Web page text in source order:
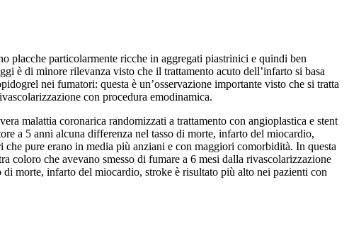
placche particolarmente ricche in aggregati piastrinici e quindi ben
è di minore rilevanza visto che il trattamento acuto dell’infarto si basa
nei fumatori: questa è un’osservazione importante visto che si tratta
con procedura emodinamica.
malattia coronarica randomizzati a trattamento con angioplastica e stent
a 5 anni alcuna differenza nel tasso di morte, infarto del miocardio,
pure erano in media più anziani e con maggiori comorbidità. In questa
coloro che avevano smesso di fumare a 6 mesi dalla rivascolarizzazione
morte, infarto del miocardio, stroke è risultato più alto nei pazienti con